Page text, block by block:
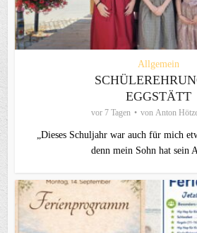
Allgemein
EGGSTÄTT
vor 7 Tagen von Anton
„Dieses Schuljahr war auch für mich
denn mein Sohn hat sein